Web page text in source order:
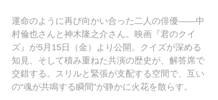
運命のように再び向かい合った二人の俳優――中
村倫也さんと神木隆之介さん。映画『君のクイ
ズ』が5月15日（金）より公開。クイズが深める
知見、そして積み重ねた共演の歴史が、解答席で
交錯する。スリルと緊張が支配する空間で、互い
の“魂が共鳴する瞬間”が静かに火花を散らす。